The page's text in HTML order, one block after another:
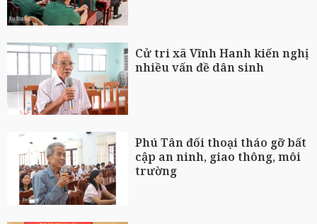
Cử tri xã Vĩnh Hanh kiến nghị
nhiều vấn đề dân sinh
Phú Tân đối thoại tháo gỡ bất
cập an ninh, giao thông, môi
trường